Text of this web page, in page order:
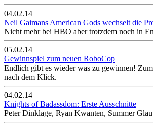
04.02.14
Neil Gaimans American Gods wechselt die
Nicht mehr bei HBO aber trotzdem noch in
05.02.14
Gewinnspiel zum neuen RoboCop
Endlich gibt es wieder was zu gewinnen!
nach dem Klick.
04.02.14
Knights of Badassdom: Erste Ausschnitte
Peter Dinklage, Ryan Kwanten, Summer